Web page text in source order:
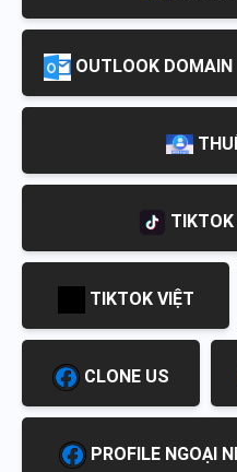
OUTLOOK DOMAIN
TIKTOK
TIKTOK VIỆT
CLONE US
PROFILE NGOẠI